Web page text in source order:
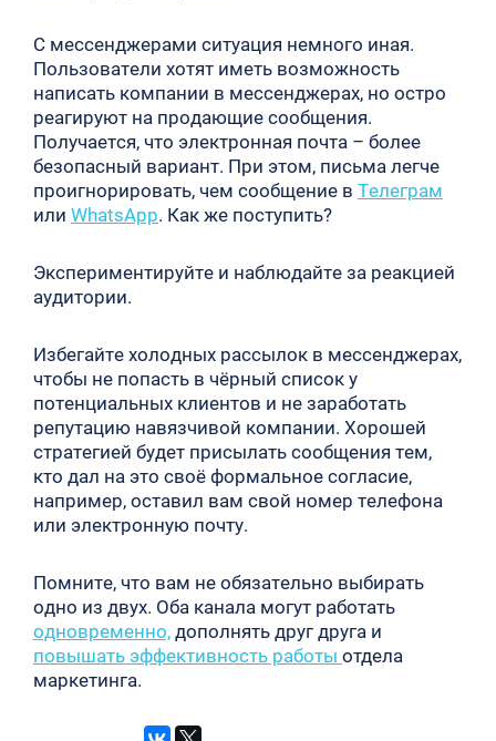
С мессенджерами ситуация немного иная.
Пользователи хотят иметь возможность
написать компании в мессенджерах, но остро
реагируют на продающие сообщения.
Получается, что электронная почта – более
безопасный вариант. При этом, письма легче
проигнорировать, чем сообщение в Телеграм
или WhatsApp. Как же поступить?
Экспериментируйте и наблюдайте за реакцией
аудитории.
Избегайте холодных рассылок в мессенджерах,
чтобы не попасть в чёрный список у
потенциальных клиентов и не заработать
репутацию навязчивой компании. Хорошей
стратегией будет присылать сообщения тем,
кто дал на это своё формальное согласие,
например, оставил вам свой номер телефона
или электронную почту.
Помните, что вам не обязательно выбирать
одно из двух. Оба канала могут работать
одновременно,дополнять друг друга и
повышать эффективность работы отдела
маркетинга.